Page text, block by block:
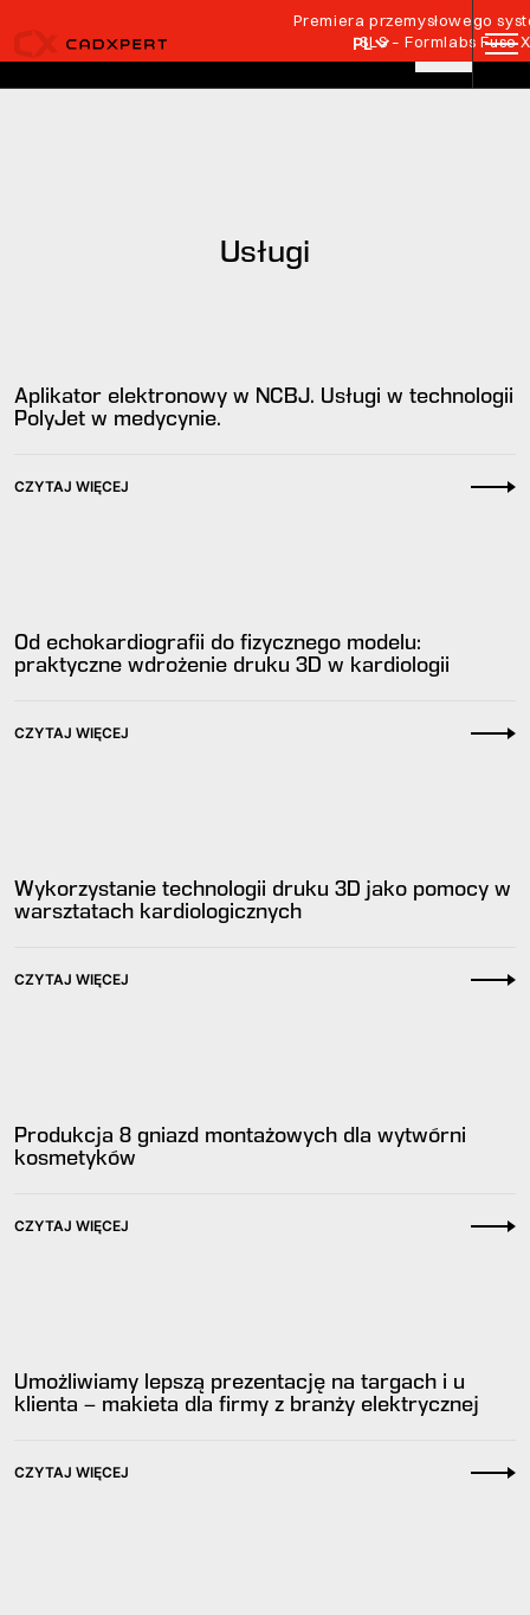
Premiera przemysłowego
SLS – Formlabs Fuse
PL
Usługi
Aplikator elektronowy w NCBJ. Usługi w technologii
PolyJet w medycynie.
CZYTAJ WIĘCEJ
Od echokardiografii do fizycznego modelu:
praktyczne wdrożenie druku 3D w kardiologii
CZYTAJ WIĘCEJ
Wykorzystanie technologii druku 3D jako pomocy w
warsztatach kardiologicznych
CZYTAJ WIĘCEJ
Produkcja 8 gniazd montażowych dla wytwórni
kosmetyków
CZYTAJ WIĘCEJ
Umożliwiamy lepszą prezentację na targach i u
klienta – makieta dla firmy z branży elektrycznej
CZYTAJ WIĘCEJ